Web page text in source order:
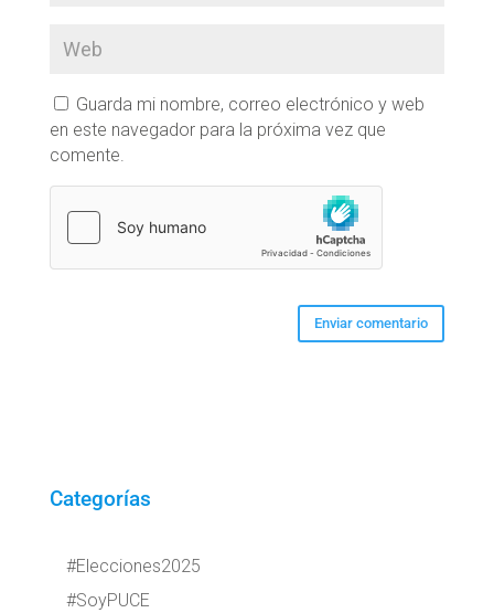
Guarda mi nombre, correo electrónico y web
en este navegador para la próxima vez que
comente.
Categorías
#Elecciones2025
#SoyPUCE